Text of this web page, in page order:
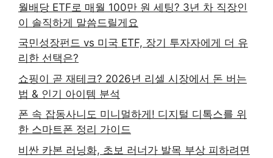
월배당 ETF로 매월 100만 원 세팅? 3년 차 직장인
이 솔직하게 말씀드릴게요
국민성장펀드 vs 미국 ETF, 장기 투자자에게 더 유
리한 선택은?
쇼핑이 곧 재테크? 2026년 리셀 시장에서 돈 버는
법 & 인기 아이템 분석
폰 속 잡동사니도 미니멀하게! 디지털 디톡스를 위
한 스마트폰 정리 가이드
비싼 카본 러닝화, 초보 러너가 발목 부상 피하려면